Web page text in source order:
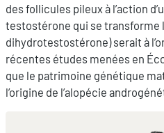
des follicules pileux à l’action
testostérone qui se transforme
dihydrotestostérone) serait à
récentes études menées en
que le patrimoine génétique
l’origine de l’alopécie